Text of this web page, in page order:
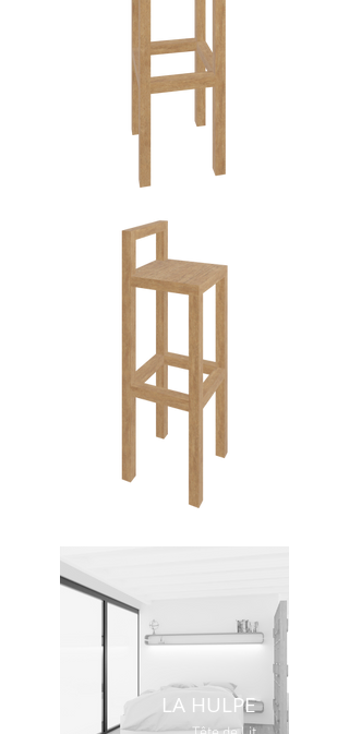
LA HULPE